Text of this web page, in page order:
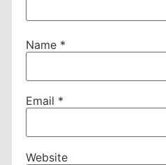
Name *
Email *
Website